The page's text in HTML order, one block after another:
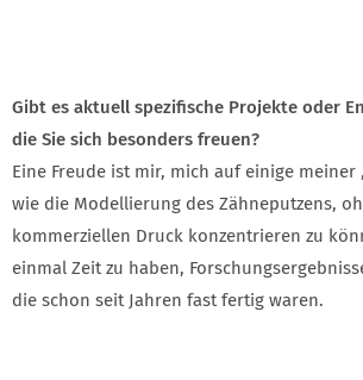
Gibt es aktuell spezifische Projekte oder
die Sie sich besonders freuen?
Eine Freude ist mir, mich auf einige meiner
wie die Modellierung des Zähneputzens,
kommerziellen Druck konzentrieren zu
einmal Zeit zu haben,
die schon seit Jahren fast fertig waren.